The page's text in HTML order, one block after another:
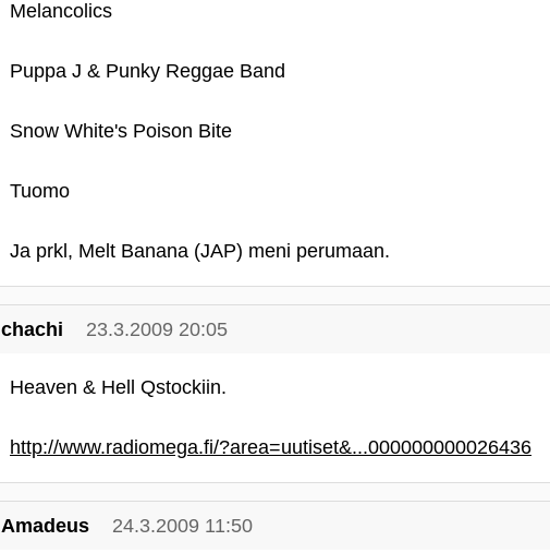
Melancolics
Puppa J & Punky Reggae Band
Snow White's Poison Bite
Tuomo
Ja prkl, Melt Banana (JAP) meni perumaan.
chachi 23.3.2009 20:05
Heaven & Hell Qstockiin.
http://www.radiomega.fi/?area=uutiset&...000000000026436
Amadeus 24.3.2009 11:50